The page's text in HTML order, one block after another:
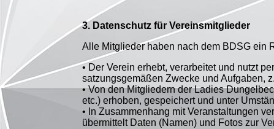
3. Datenschutz für Vereinsmitglieder
Alle Mitglieder haben nach dem BDSG ein
• Der Verein erhebt, verarbeitet und nutzt
satzungsgemäßen Zwecke und Aufgaben,
• Von den Mitgliedern der Ladies
etc.) erhoben, gespeichert und unter
• In Zusammenhang mit Veranstaltungen
übermittelt Daten (Namen) und Fotos zur